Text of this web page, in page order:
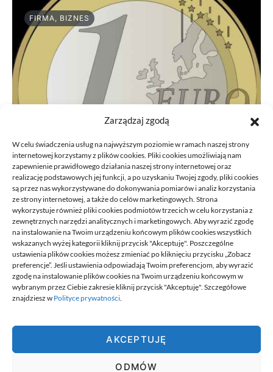
Zarządzaj zgodą
W celu świadczenia usług na najwyższym poziomie w ramach naszej strony
internetowej korzystamy z plików cookies. Pliki cookies umożliwiają nam
zapewnienie prawidłowego działania naszej strony internetowej oraz
realizację podstawowych jej funkcji, a po uzyskaniu Twojej zgody, pliki cookies
są przez nas wykorzystywane do dokonywania pomiarów i analiz korzystania
ze strony internetowej, a także do celów marketingowych. Strona
wykorzystuje również pliki cookies podmiotów trzecich w celu korzystania z
zewnętrznych narzędzi analitycznych i marketingowych. Aby wyrazić zgodę
na instalowanie na Twoim urządzeniu końcowym plików cookies wszystkich
wskazanych wyżej kategorii kliknij przycisk "Akceptuję". Poszczególne
ustawienia plików cookies możesz zmieniać po kliknięciu przycisku „Zobacz
preferencje”. Jeśli ustawienia odpowiadają Twoim preferencjom, aby wyrazić
zgodę na instalowanie plików cookies na Twoim urządzeniu końcowym w
wybranym przez Ciebie zakresie kliknij przycisk "Akceptuję". Szczegółowe
znajdziesz w Polityce prywatności.
AKCEPTUJĘ
ODMÓW
FIRMA, BIZNES
Przeniesienie księgowości JDG do
nowego biura: kroki
21/06/2026
Best.
Best. to miejsce w którym znajdziesz informacje najlepiej dobrane
do ciebie. To miejsce na wyselekcjonowane, wartościowe